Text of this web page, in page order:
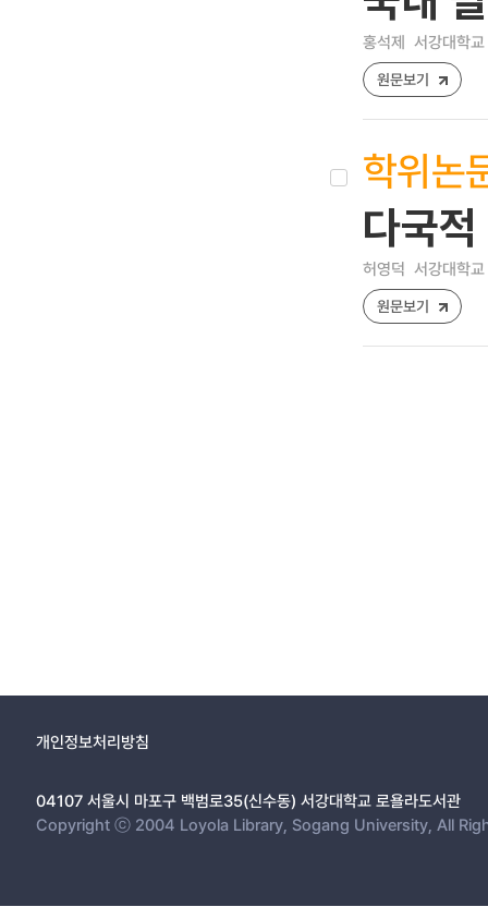
홍석제 서강대학
원문보기
학위논
다국
허영덕 서강대학
원문보기
개인정보처리방침
04107 서울시 마포구 백범로35(신수동) 서강대학교 로욜라도서관
Copyright ⓒ 2004 Loyola Library, Sogang University, All